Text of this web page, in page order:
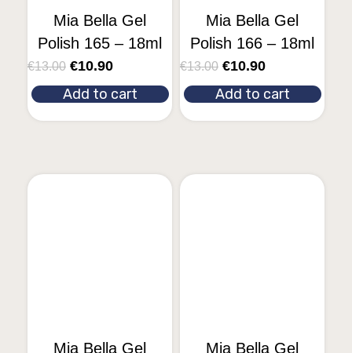
Mia Bella Gel
Polish 165 – 18ml
€13.00 €10.90
Add to cart
Mia Bella Gel
Polish 166 – 18ml
€13.00 €10.90
Add to cart
Mia Bella Gel
Mia Bella Gel